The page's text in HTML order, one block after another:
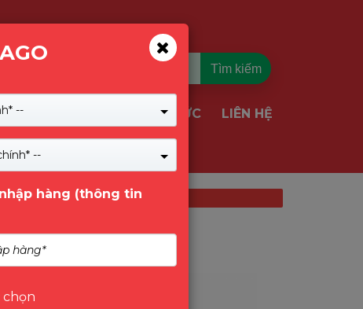
Tìm kiếm
VỤ & GIẢI PHÁP TIN TỨC LIÊN HỆ
--
--
hàng (thông tin
chọn